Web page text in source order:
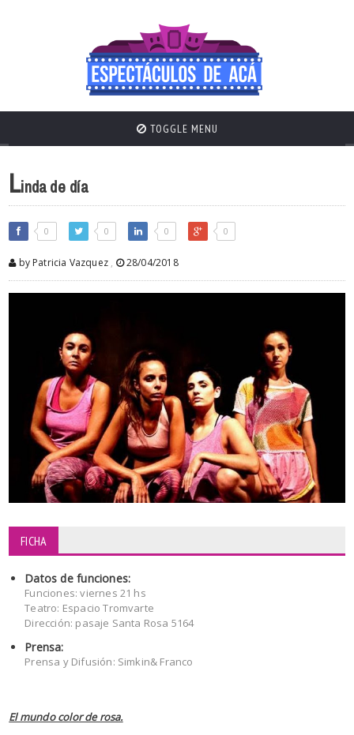
TOGGLE MENU
Linda de día
0 0 0 0
by Patricia Vazquez , 28/04/2018
FICHA
Datos de funciones:
Funciones: viernes 21 hs
Teatro: Espacio Tromvarte
Dirección: pasaje Santa Rosa 5164
Prensa:
Prensa y Difusión: Simkin& Franco
El mundo color de rosa.